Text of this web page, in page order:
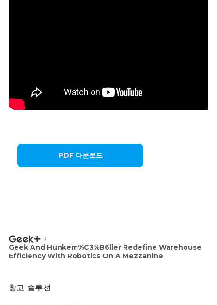
PDF 다운로드
Geek And Hunkem%C3%B6ller Redefine Warehouse
Efficiency With Robotics On A Mezzanine
창고 솔루션